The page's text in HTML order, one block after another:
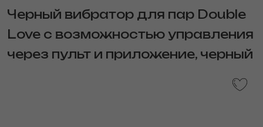
Черный вибратор для пар Double
Love с возможностью управления
через пульт и приложение, черный